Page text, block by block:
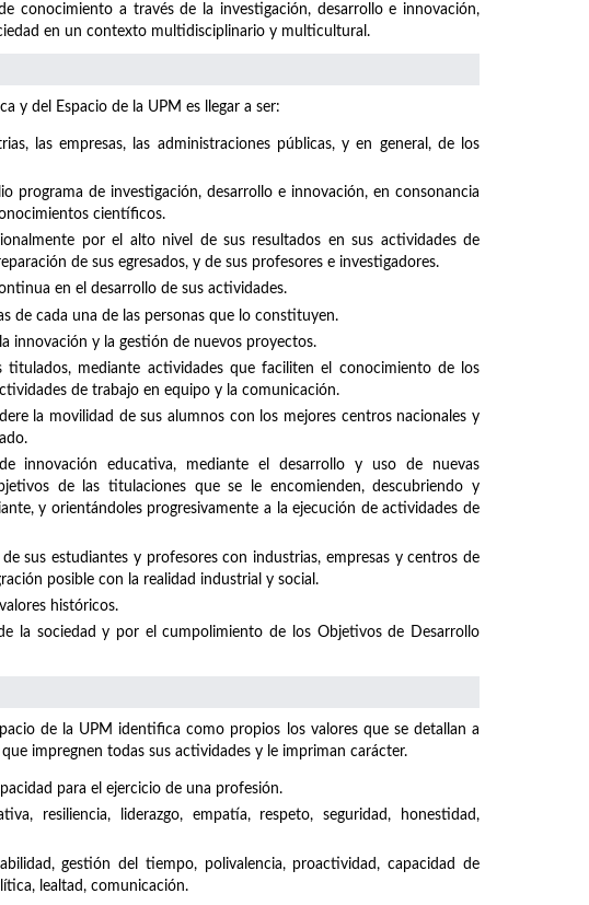
conocimiento a través de la investigación, desarrollo e innovación,
en un contexto multidisciplinario y multicultural.
y del Espacio de la UPM es llegar a ser:
las empresas, las administraciones públicas, y en general, de los
de investigación, desarrollo e innovación, en consonancia
científicos.
por el alto nivel de sus resultados en sus actividades de
de sus egresados, y de sus profesores e investigadores.
en el desarrollo de sus actividades.
de cada una de las personas que lo constituyen.
innovación y la gestión de nuevos proyectos.
mediante actividades que faciliten el conocimiento de los
de trabajo en equipo y la comunicación.
la movilidad de sus alumnos con los mejores centros nacionales y
innovación educativa, mediante el desarrollo y uso de nuevas
de las titulaciones que se le encomienden, descubriendo y
y orientándoles progresivamente a la ejecución de actividades de
sus estudiantes y profesores con industrias, empresas y centros de
posible con la realidad industrial y social.
históricos.
la sociedad y por el cumpolimiento de los Objetivos de Desarrollo
de la UPM identifica como propios los valores que se detallan a
impregnen todas sus actividades y le impriman carácter.
para el ejercicio de una profesión.
resiliencia, liderazgo, empatía, respeto, seguridad, honestidad,
gestión del tiempo, polivalencia, proactividad, capacidad de
lealtad, comunicación.